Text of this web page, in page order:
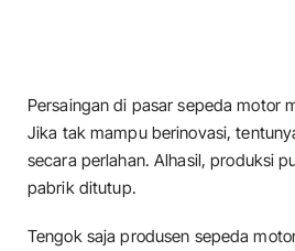
Persaingan di pasar sepeda motor
Jika tak mampu berinovasi,
secara perlahan. Alhasil, produksi
pabrik ditutup.
Tengok saja produsen sepeda